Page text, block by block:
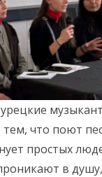
тем, что поют
простых
в